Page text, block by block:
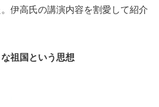
伊高氏の講演内容を割愛して紹介
祖国という思想